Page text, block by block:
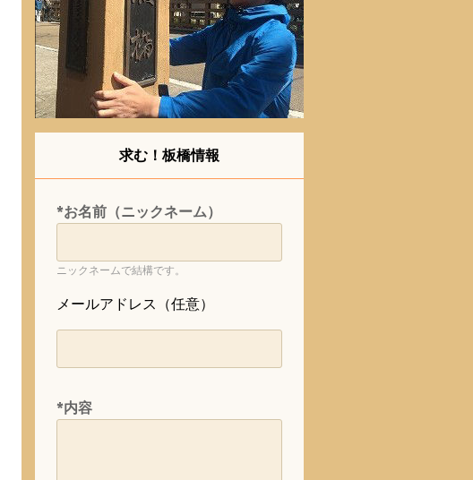
求む！板橋情報
*お名前（ニックネーム）
ニックネームで結構です。
メールアドレス（任意）
*内容